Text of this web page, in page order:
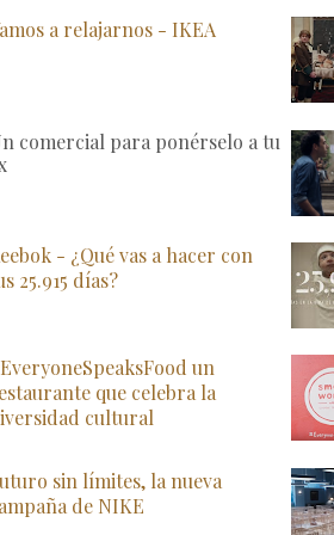
a relajarnos - IKEA
comercial para ponérselo a tu
- ¿Qué vas a hacer con
25.915 días?
un
que celebra la
cultural
sin límites, la nueva
de NIKE